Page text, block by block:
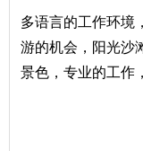
多语言的工作环境
游的机会，阳光沙
景色，专业的工作